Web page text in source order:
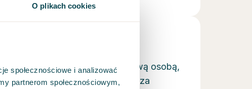
O plikach cookies
społecznościowe i analizować
partnerom społecznościowym,
Pani Agnieszka jest właściwą osobą,
na właściwym miejscu. Nasza